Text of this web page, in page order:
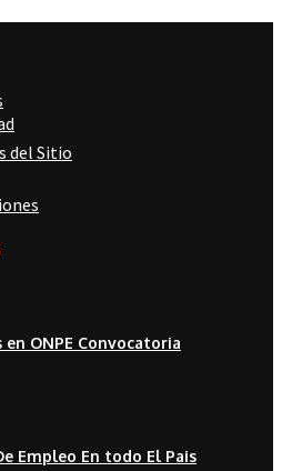
del Sitio
ONPE Convocatoria
Empleo En todo El Pais